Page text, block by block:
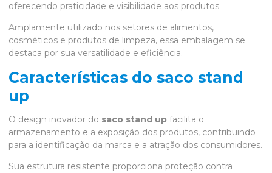
oferecendo praticidade e visibilidade aos produtos.
Amplamente utilizado nos setores de alimentos,
cosméticos e produtos de limpeza, essa embalagem se
destaca por sua versatilidade e eficiência.
Características do saco stand
up
O design inovador do saco stand up facilita o
armazenamento e a exposição dos produtos, contribuindo
para a identificação da marca e a atração dos consumidores.
Sua estrutura resistente proporciona proteção contra